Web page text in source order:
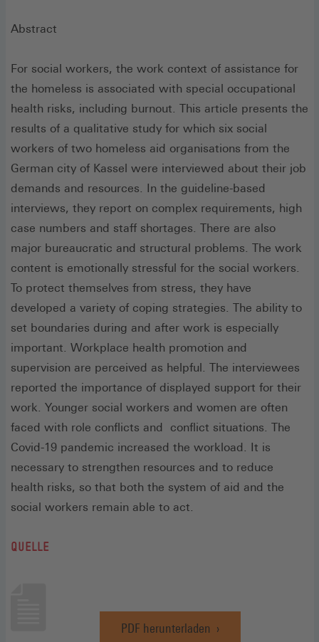
Abstract
For social workers, the work context of assistance for
the homeless is associated with special occupational
health risks, including burnout. This article presents the
results of a qualitative study for which six social
workers of two homeless aid organisations from the
German city of Kassel were interviewed about their job
demands and resources. In the guideline-based
interviews, they report on complex requirements, high
case numbers and staff shortages. There are also
major bureaucratic and structural problems. The work
content is emotionally stressful for the social workers.
To protect themselves from stress, they have
developed a variety of coping strategies. The ability to
set boundaries during and after work is especially
important. Workplace health promotion and
supervision are perceived as helpful. The interviewees
reported the importance of displayed support for their
work. Younger social workers and women are often
faced with role conflicts and conflict situations. The
Covid-19 pandemic increased the workload. It is
necessary to strengthen resources and to reduce
health risks, so that both the system of aid and the
social workers remain able to act.
QUELLE
PDF herunterladen
(Öffnet